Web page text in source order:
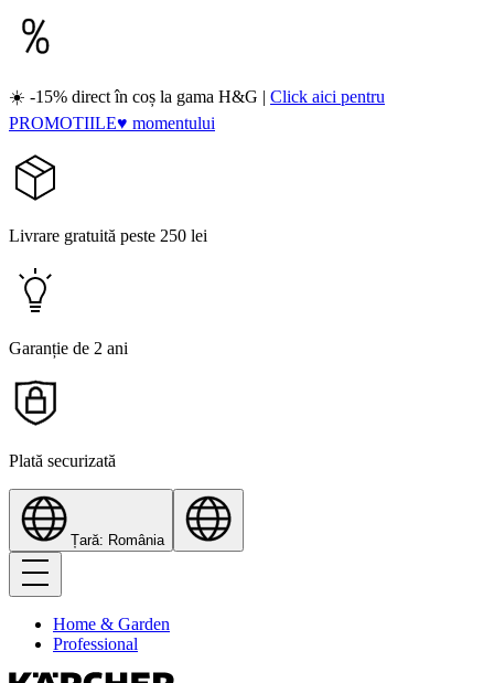
☀️ -15% direct în coș la gama H&G | Click aici pentru
PROMOTIILE♥ momentului
Livrare gratuită peste 250 lei
Garanție de 2 ani
Plată securizată
Țară: România
Home & Garden
Professional